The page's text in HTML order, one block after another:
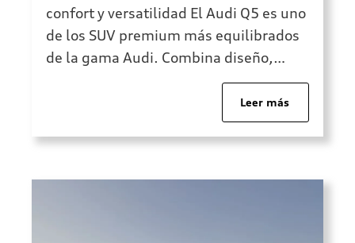
confort y versatilidad El Audi Q5 es uno
de los SUV premium más equilibrados
de la gama Audi. Combina diseño,
tecnología, confort, capacidad de carga
y una experiencia de conducción
pensada para adaptarse tanto al día a
día como a viajes largos, planes
Leer más